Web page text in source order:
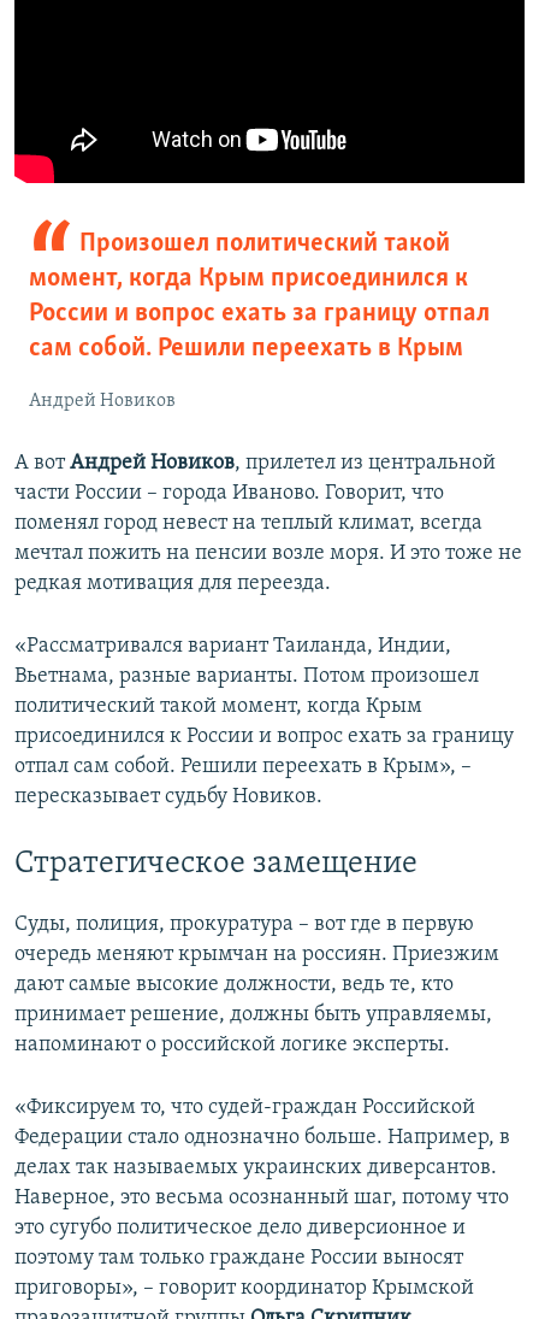
Произошел политический такой
момент, когда Крым присоединился к
России и вопрос ехать за границу отпал
сам собой. Решили переехать в Крым
Андрей Новиков
А вотАндрей Новиков, прилетел из центральной
части России – города Иваново. Говорит, что
поменял город невест на теплый климат, всегда
мечтал пожить на пенсии возле моря. И это тоже не
редкая мотивация для переезда.
«Рассматривался вариант Таиланда, Индии,
Вьетнама, разные варианты. Потом произошел
политический такой момент, когда Крым
присоединился к России и вопрос ехать за границу
отпал сам собой. Решили переехать в Крым», –
пересказывает судьбу Новиков.
Стратегическое замещение
Суды, полиция, прокуратура – вот где в первую
очередь меняют крымчан на россиян. Приезжим
дают самые высокие должности, ведь те, кто
принимает решение, должны быть управляемы,
напоминают о российской логике эксперты.
«Фиксируем то, что судей-граждан Российской
Федерации стало однозначно больше. Например, в
делах так называемых украинских диверсантов.
Наверное, это весьма осознанный шаг, потому что
это сугубо политическое дело диверсионное и
поэтому там только граждане России выносят
приговоры», – говорит координатор Крымской